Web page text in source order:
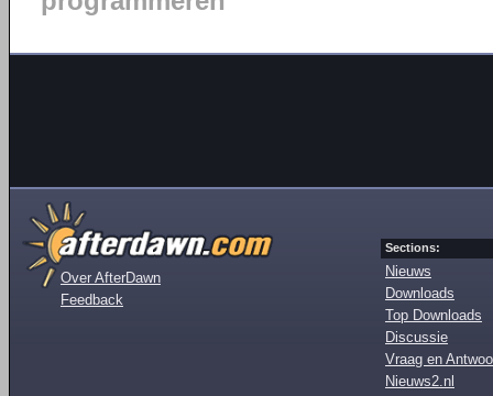
Over AfterDawn
Feedback
Sections:
Nieuws
Downloads
Top Downloads
Discussie
Vraag en
Nieuws2.nl